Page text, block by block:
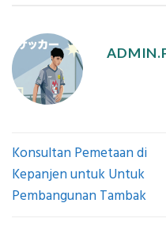
Konsultan Pemetaan di
Kepanjen untuk Untuk
Pembangunan Tambak